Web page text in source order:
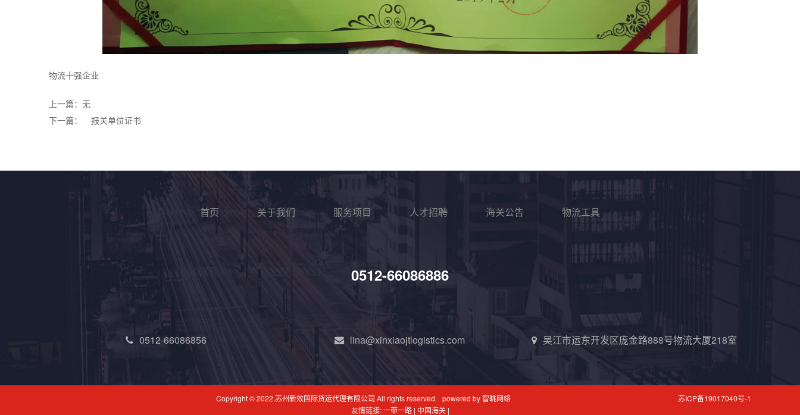
物流十强企业
上一篇：无
下一篇：
报关单位证书
首页 关于我们 服务项目 人才招聘 海关公告 物流工具
0512-66086886
0512-66086856 lina@xinxiaojtlogistics.com 吴江市运东开发区庞金路888号物流大厦218室
Copyright © 2022.苏州新效国际货运代理有限公司 All rights reserved. powered by 智眺网络
苏ICP备19017040号-1
友情链接:一带一路| 中国海关|